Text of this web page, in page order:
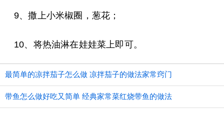
9、撒上小米椒圈，葱花；
10、将热油淋在娃娃菜上即可。
最简单的凉拌茄子怎么做 凉拌茄子的做法家常窍门
带鱼怎么做好吃又简单 经典家常菜红烧带鱼的做法